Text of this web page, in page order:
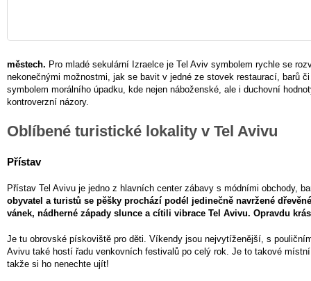
městech. Pro mladé sekulární Izraelce je Tel Aviv symbolem rychle se
nekonečnými možnostmi, jak se bavit v jedné ze stovek restaurací, barů
symbolem morálního úpadku, kde nejen náboženské, ale i duchovní
kontroverzní názory.
Oblíbené turistické lokality v Tel Avivu
Přístav
Přístav Tel Avivu je jedno z hlavních center zábavy s módními obchody,
obyvatel a turistů se pěšky prochází podél jedinečně navržené
vánek, nádherné západy slunce a cítili vibrace Tel Avivu. Opravdu
Je tu obrovské pískoviště pro děti. Víkendy jsou nejvytíženější, s
Avivu také hostí řadu venkovních festivalů po celý rok. Je to takové
takže si ho nenechte ujít!